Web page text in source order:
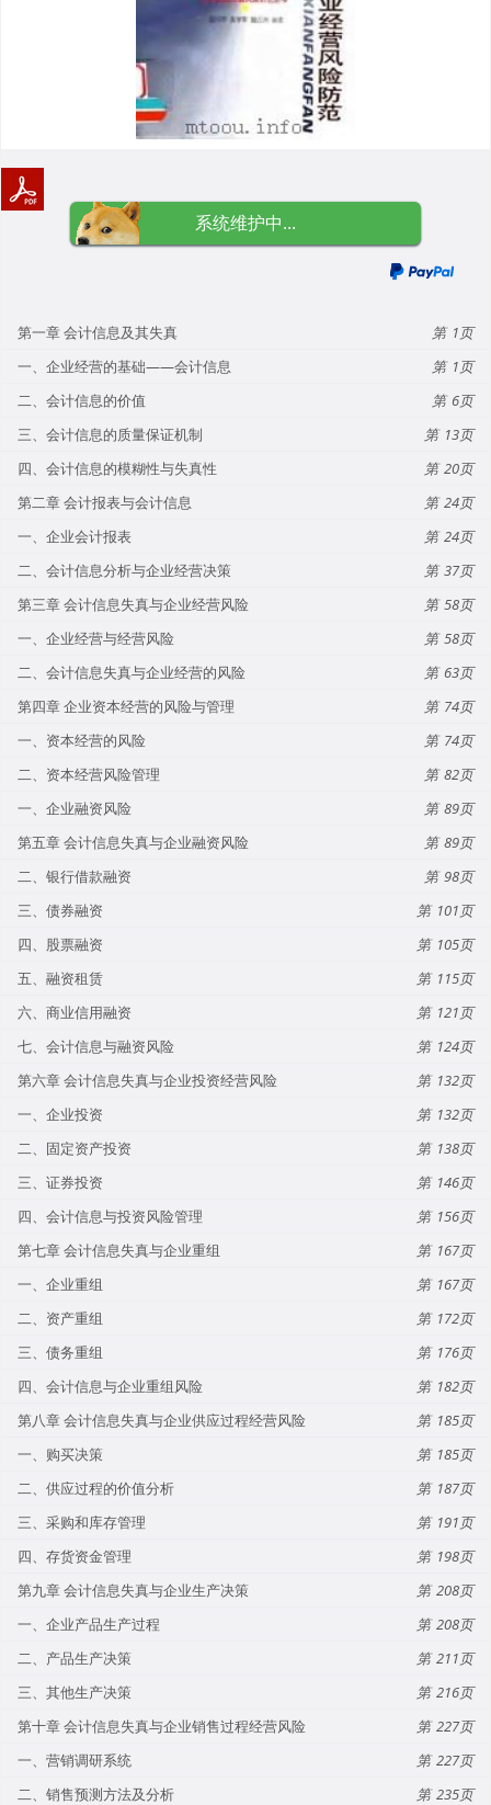
系统维护中...
第一章 会计信息及其失真
1
一、企业经营的基础——会计信息
1
二、会计信息的价值
6
三、会计信息的质量保证机制
13
四、会计信息的模糊性与失真性
20
第二章 会计报表与会计信息
24
一、企业会计报表
24
二、会计信息分析与企业经营决策
37
第三章 会计信息失真与企业经营风险
58
一、企业经营与经营风险
58
二、会计信息失真与企业经营的风险
63
第四章 企业资本经营的风险与管理
74
一、资本经营的风险
74
二、资本经营风险管理
82
一、企业融资风险
89
第五章 会计信息失真与企业融资风险
89
二、银行借款融资
98
三、债券融资
101
四、股票融资
105
五、融资租赁
115
六、商业信用融资
121
七、会计信息与融资风险
124
第六章 会计信息失真与企业投资经营风险
132
一、企业投资
132
二、固定资产投资
138
三、证券投资
146
四、会计信息与投资风险管理
156
第七章 会计信息失真与企业重组
167
一、企业重组
167
二、资产重组
172
三、债务重组
176
四、会计信息与企业重组风险
182
第八章 会计信息失真与企业供应过程经营风险
185
一、购买决策
185
二、供应过程的价值分析
187
三、采购和库存管理
191
四、存货资金管理
198
第九章 会计信息失真与企业生产决策
208
一、企业产品生产过程
208
二、产品生产决策
211
三、其他生产决策
216
第十章 会计信息失真与企业销售过程经营风险
227
一、营销调研系统
227
二、销售预测方法及分析
235